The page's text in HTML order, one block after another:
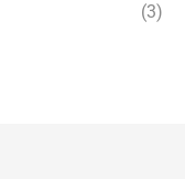
(3)